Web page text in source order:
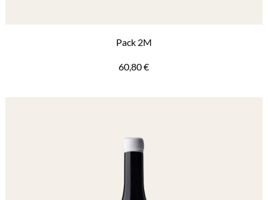
Pack 2M
60,80€